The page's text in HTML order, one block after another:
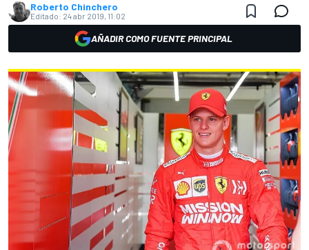
Roberto Chinchero
Editado: 24 abr 2019, 11:02
AÑADIR COMO FUENTE PRINCIPAL